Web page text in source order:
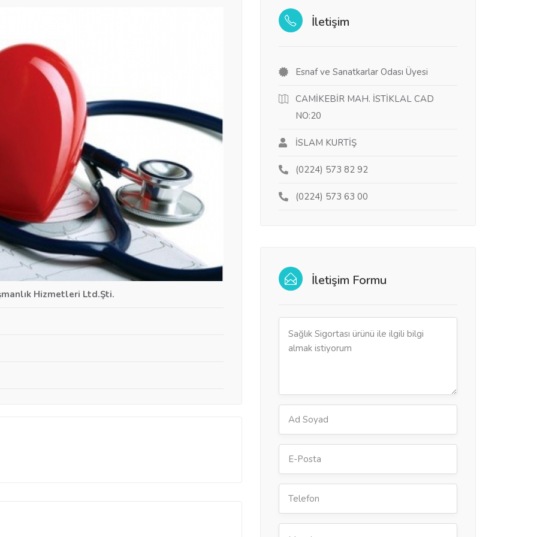
Hizmetleri Ltd.Şti.
İletişim
Esnaf ve Sanatkarlar Odası Üyesi
CAMİKEBİR MAH. İSTİKLAL CAD
NO:20
İSLAM KURTİŞ
(0224) 573 82 92
(0224) 573 63 00
İletişim Formu